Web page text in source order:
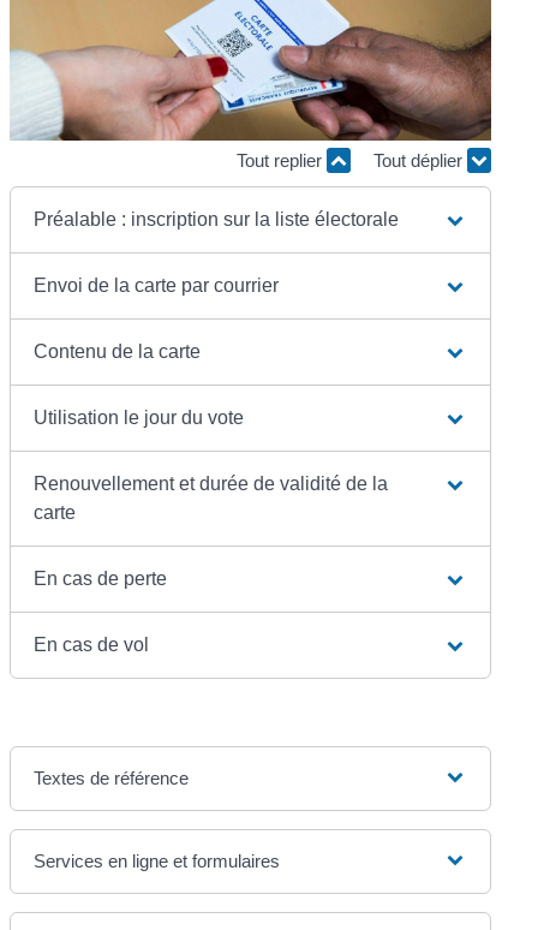
Tout replier Tout déplier
Préalable : inscription sur la liste électorale
Envoi de la carte par courrier
Contenu de la carte
Utilisation le jour du vote
Renouvellement et durée de validité de la
carte
En cas de perte
En cas de vol
Textes de référence
Services en ligne et formulaires